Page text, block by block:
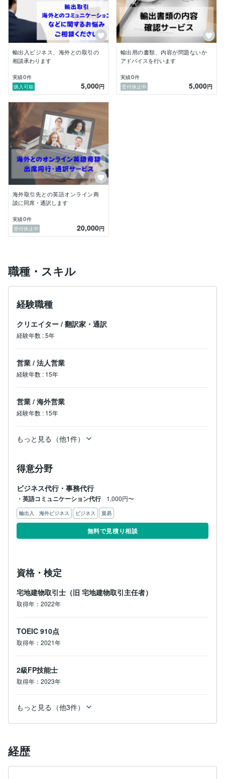
輸出入ビジネス、海外との取引の
相談承わります
実績0件
購入可能
5,000円
輸出用の書類、内容が問題ないか
アドバイスを行います
実績0件
受付休止中
5,000円
海外取引先との英語オンライン商
談に同席・通訳します
実績0件
受付休止中
20,000円
職種・スキル
経験職種
クリエイター / 翻訳家・通訳
経験年数 :5年
営業 / 法人営業
経験年数 : 15年
営業 / 海外営業
経験年数 : 15年
もっと見る（他1件）
得意分野
ビジネス代行・事務代行
・英語コミュニケーション代行 1,000円〜
輸出入 海外ビジネス ビジネス 貿易
無料で見積り相談
資格・検定
宅地建物取引士（旧 宅地建物取引主任者）
取得年：2022年
TOEIC 910点
取得年：2021年
2級FP技能士
取得年：2023年
もっと見る（他3件）
経歴